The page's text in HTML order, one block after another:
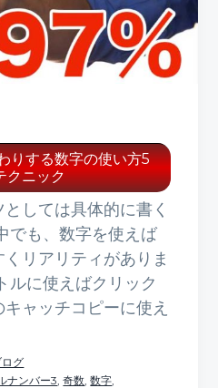
りする数字の使い方5
クニック
しては具体的に書く
でも、数字を使えば
リアリティがありま
ルに使えばクリック
ャッチコピーに使え
ログ
ナンバー3 ,奇数 ,数字